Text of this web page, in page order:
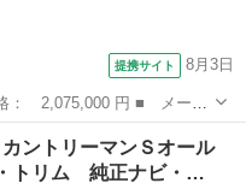
提携サイト 8月3日
■ グレード名： クーパ
トヒーター／純正ＨＤＤナ
ントリーマンＳオール
トリム 純正ナビ・…